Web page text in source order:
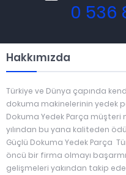
0 536
Hakkımızda
Türkiye ve Dünya çapında
dokuma makinelerinin yedek
Dokuma Yedek Parça müşteri
yılından bu yana kaliteden
Güçlü Dokuma Yedek Parça
öncü bir firma olmayı
gelişmeleri yakından takip